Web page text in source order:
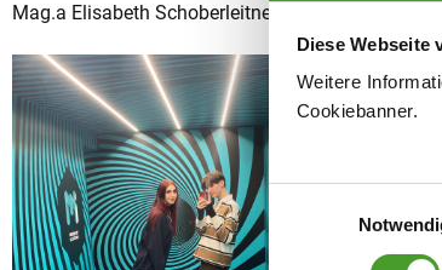
Diese Webseite
Weitere
Cookiebanner.
Mag.a Elisabeth Schoberleitner, Mag.a Barbara